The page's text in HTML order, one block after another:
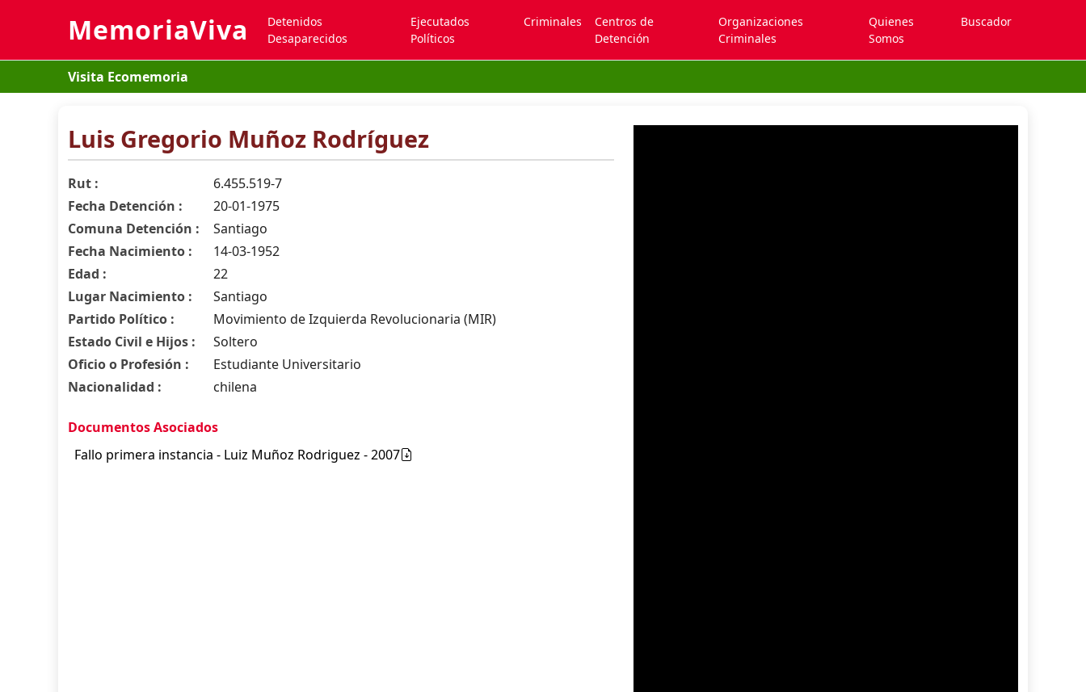
MemoriaViva
Detenidos
Desaparecidos
Ejecutados
Políticos
Criminales
Centros de
Detención
Organizaciones
Criminales
Quienes
Somos
Buscador
Visita Ecomemoria
Luis Gregorio Muñoz Rodríguez
Rut :
6.455.519-7
Fecha Detención :
20-01-1975
Comuna Detención :
Santiago
Fecha Nacimiento :
14-03-1952
Edad :
22
Lugar Nacimiento :
Santiago
Partido Político :
Movimiento de Izquierda Revolucionaria (MIR)
Estado Civil e Hijos :
Soltero
Oficio o Profesión :
Estudiante Universitario
Nacionalidad :
chilena
Documentos Asociados
Fallo primera instancia - Luiz Muñoz Rodriguez - 2007